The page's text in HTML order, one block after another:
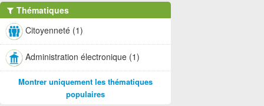
Thématiques
Citoyenneté (1)
Administration électronique (1)
Montrer uniquement les thématiques
populaires